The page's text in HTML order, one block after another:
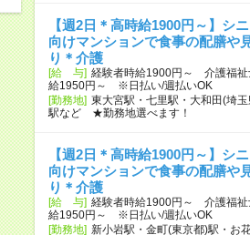
【週2日＊高時給1900円～】シ
向けマンションで食事の配膳や
り＊介護
[給 与] 経験者時給1900円～ 介護福祉
給1950円～ ※日払い/週払いOK
[勤務地] 東大宮駅・七里駅・大和田(埼玉
駅など ★勤務地選べます！
【週2日＊高時給1900円～】シ
向けマンションで食事の配膳や
り＊介護
[給 与] 経験者時給1900円～ 介護福祉
給1950円～ ※日払い/週払いOK
[勤務地] 新小岩駅・金町(東京都)駅・お